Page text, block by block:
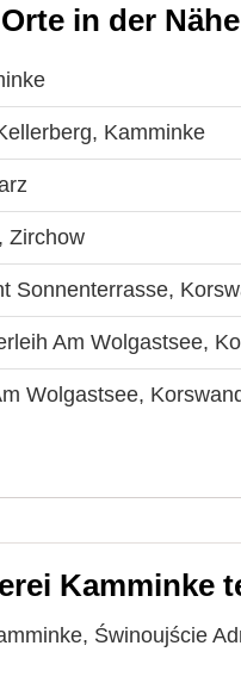
in der Nähe
Kamminke
Zirchow
Sonnenterrasse,
Am Wolgastsee,
Wolgastsee,
Kamminke
Świnoujście